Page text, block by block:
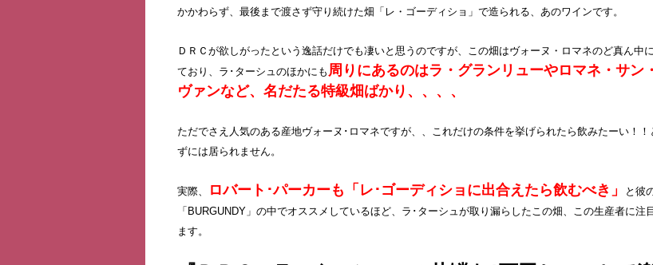
かかわらず、最後まで渡さず守り続けた畑「レ・ゴーディショ」で造られる、あのワインです。
ＤＲＣが欲しがったという逸話だけでも凄いと思うのですが、この畑はヴォーヌ・ロマネのど真ん中
ており、ラ･ターシュのほかにも 周りにあるのはラ・グランリューやロマネ・サン
ヴァンなど、名だたる特級畑ばかり、、、、
ただでさえ人気のある産地ヴォーヌ･ロマネですが、、これだけの条件を挙げられたら飲みたーい！！
ずには居られません。
実際、 ロバート･パーカーも「レ･ゴーディショに出合えたら飲むべき」
と彼
「BURGUNDY」の中でオススメしているほど、ラ･ターシュが取り漏らしたこの畑、この生産者に注
ます。